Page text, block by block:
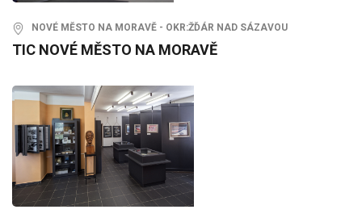
NOVÉ MĚSTO NA MORAVĚ - OKR:ŽĎÁR NAD SÁZAVOU
TIC NOVÉ MĚSTO NA MORAVĚ